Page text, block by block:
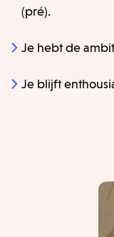
(pré).
Je hebt de
Je blijft